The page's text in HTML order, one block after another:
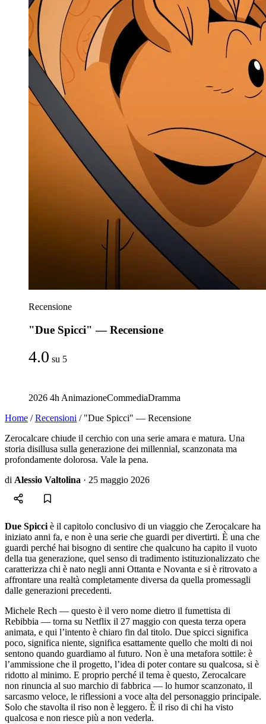
Recensione
"Due Spicci" — Recensione
4.0 su 5
2026 4hAnimazioneCommediaDramma
Home / Recensioni / "Due Spicci" — Recensione
Zerocalcare chiude il cerchio con una serie amara e matura. Una
storia disillusa sulla generazione dei millennial, scanzonata ma
profondamente dolorosa. Vale la pena.
di Alessio Valtolina · 25 maggio 2026
Due Spicciè il capitolo conclusivo di un viaggio che Zerocalcare ha
iniziato anni fa, e non è una serie che guardi per divertirti. È una che
guardi perché hai bisogno di sentire che qualcuno ha capito il vuoto
della tua generazione, quel senso di tradimento istituzionalizzato che
caratterizza chi è nato negli anni Ottanta e Novanta e si è ritrovato a
affrontare una realtà completamente diversa da quella promessagli
dalle generazioni precedenti.
Michele Rech — questo è il vero nome dietro il fumettista di
Rebibbia — torna su Netflix il 27 maggio con questa terza opera
animata, e qui l’intento è chiaro fin dal titolo. Due spicci significa
poco, significa niente, significa esattamente quello che molti di noi
sentono quando guardiamo al futuro. Non è una metafora sottile: è
l’ammissione che il progetto, l’idea di poter contare su qualcosa, si è
ridotto al minimo. E proprio perché il tema è questo, Zerocalcare
non rinuncia al suo marchio di fabbrica — lo humor scanzonato, il
sarcasmo veloce, le riflessioni a voce alta del personaggio principale.
Solo che stavolta il riso non è leggero. È il riso di chi ha visto
qualcosa e non riesce più a non vederla.